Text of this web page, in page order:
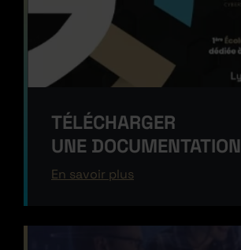
TÉLÉCHARGER
UNE DOCUMENTATION
En savoir plus